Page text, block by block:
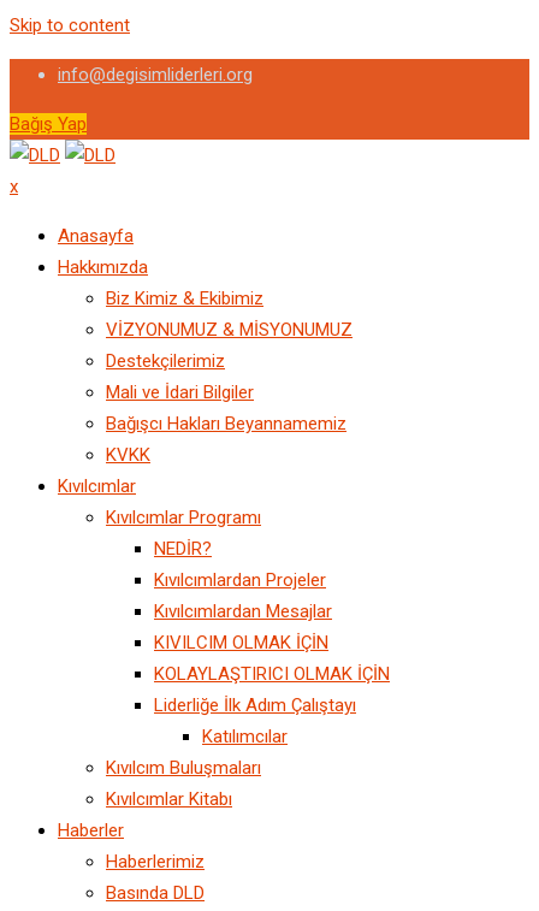
Skip to content
info@degisimliderleri.org
Bağış Yap
x
Anasayfa
Hakkımızda
Biz Kimiz & Ekibimiz
VİZYONUMUZ & MİSYONUMUZ
Destekçilerimiz
Mali ve İdari Bilgiler
Bağışcı Hakları Beyannamemiz
KVKK
Kıvılcımlar
Kıvılcımlar Programı
NEDİR?
Kıvılcımlardan Projeler
Kıvılcımlardan Mesajlar
KIVILCIM OLMAK İÇİN
KOLAYLAŞTIRICI OLMAK İÇİN
Liderliğe İlk Adım Çalıştayı
Katılımcılar
Kıvılcım Buluşmaları
Kıvılcımlar Kitabı
Haberler
Haberlerimiz
Basında DLD